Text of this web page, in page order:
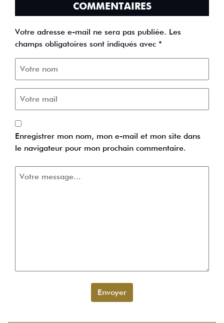
COMMENTAIRES
Votre adresse e-mail ne sera pas publiée. Les
champs obligatoires sont indiqués avec *
Enregistrer mon nom, mon e-mail et mon site dans
le navigateur pour mon prochain commentaire.